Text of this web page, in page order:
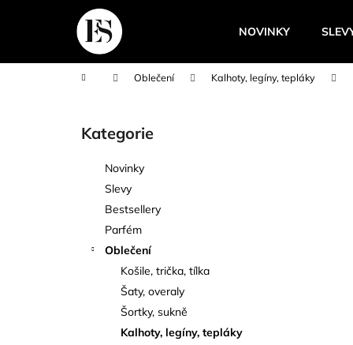
NOVINKY
Domů Oblečení Kalhoty, legíny, tepláky
Přeskočit
kategorie
Kategorie
Novinky
Slevy
Bestsellery
Parfém
Oblečení
Košile, trička, tílka
Šaty, overaly
Šortky, sukně
Kalhoty, legíny, tepláky
í
Zpět
do
Zpět
do